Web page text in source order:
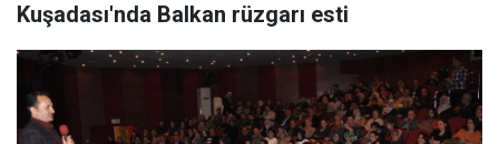
Kuşadası'nda Balkan rüzgarı esti